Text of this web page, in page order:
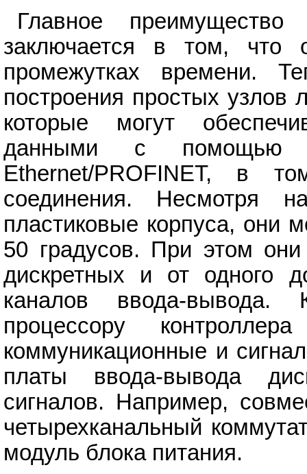
Главное
заключается в том, что
промежутках времени.
построения простых узлов
которые могут
данными с помощью
Ethernet/PROFINET, в
соединения. Несмотря
пластиковые корпуса, они
50 градусов. При этом
дискретных и от одного
каналов ввода-вывода.
процессору
коммуникационные и
платы ввода-вывода
сигналов. Например,
четырехканальный
модуль блока питания.